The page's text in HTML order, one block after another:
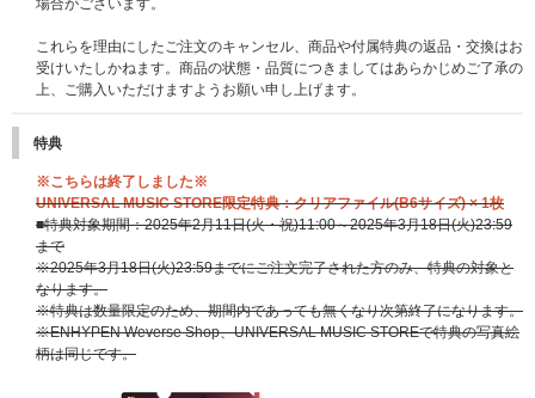
場合がございます。
これらを理由にしたご注文のキャンセル、商品や付属特典の返品・交換はお
受けいたしかねます。商品の状態・品質につきましてはあらかじめご了承の
上、ご購入いただけますようお願い申し上げます。
特典
※こちらは終了しました※
UNIVERSAL MUSIC STORE限定特典：クリアファイル(B6サイズ) × 1枚
■特典対象期間：2025年2月11日(火・祝)11:00～2025年3月18日(火)23:59
まで
※2025年3月18日(火)23:59までにご注文完了された方のみ、特典の対象と
なります。
※特典は数量限定のため、期間内であっても無くなり次第終了になります。
※ENHYPEN Weverse Shop、UNIVERSAL MUSIC STOREで特典の写真絵
柄は同じです。